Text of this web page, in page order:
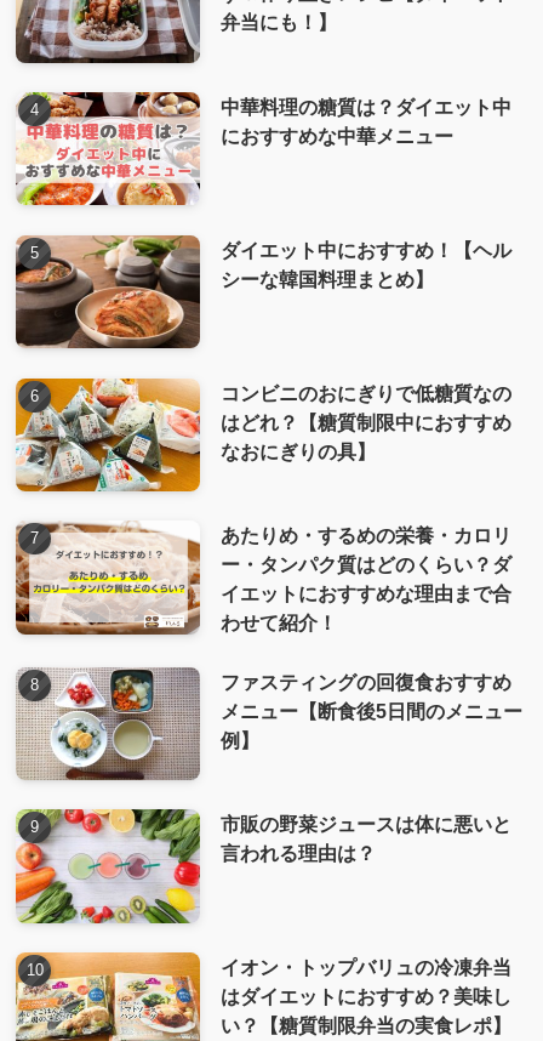
弁当にも！】
中華料理の糖質は？ダイエット中
におすすめな中華メニュー
ダイエット中におすすめ！【ヘル
シーな韓国料理まとめ】
コンビニのおにぎりで低糖質なの
はどれ？【糖質制限中におすすめ
なおにぎりの具】
あたりめ・するめの栄養・カロリ
ー・タンパク質はどのくらい？ダ
イエットにおすすめな理由まで合
わせて紹介！
ファスティングの回復食おすすめ
メニュー【断食後5日間のメニュー
例】
市販の野菜ジュースは体に悪いと
言われる理由は？
イオン・トップバリュの冷凍弁当
はダイエットにおすすめ？美味し
い？【糖質制限弁当の実食レポ】